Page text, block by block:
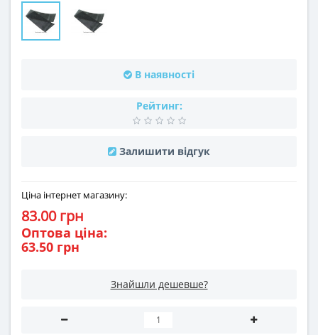
В наявності
Рейтинг:
Залишити відгук
Ціна інтернет магазину:
83.00 грн
Оптова ціна:
63.50 грн
Знайшли дешевше?